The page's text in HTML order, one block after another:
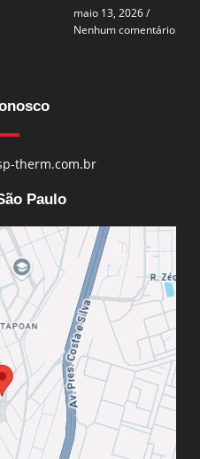
maio 13, 2026
Nenhum comentário
therm.com.br
Paulo